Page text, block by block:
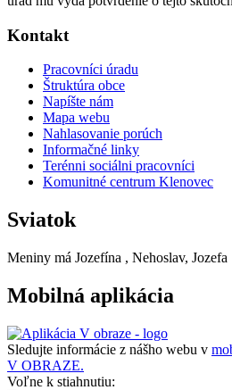
Kontakt
Pracovníci úradu
Štruktúra obce
Napíšte nám
Mapa webu
Nahlasovanie porúch
Informačné linky
Terénni sociálni pracovníci
Komunitné centrum Klenovec
Sviatok
Meniny má Jozefína , Nehoslav, Jozefa
Mobilná aplikácia
Sledujte informácie z nášho webu v
V OBRAZE.
Voľne k stiahnutiu: